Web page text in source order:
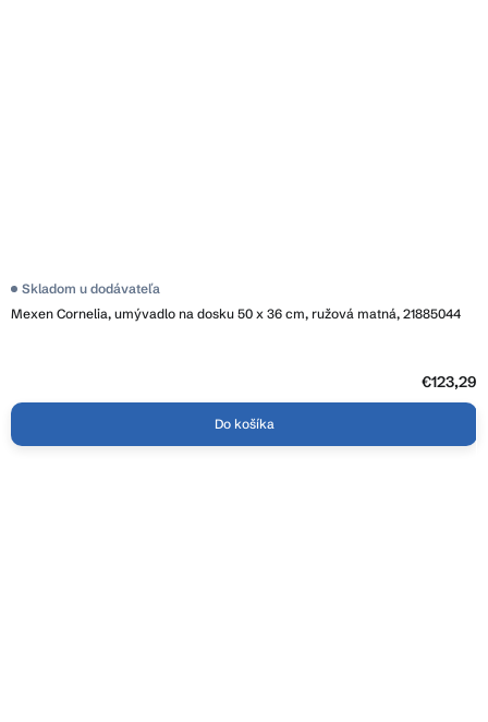
Mexen Cornelia, umývadlo na dosku 50 x 36 cm, ružová matná, 21885044
Skladom u dodávateľa
€123,29
Do košíka